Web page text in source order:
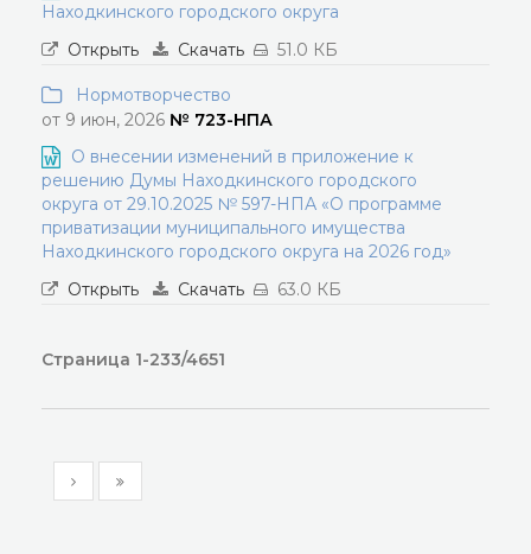
Находкинского городского округа
Открыть
Скачать 51.0 КБ
Нормотворчество
от 9 июн, 2026 № 723-НПА
О внесении изменений в приложение к
решению Думы Находкинского городского
округа от 29.10.2025 № 597-НПА «О программе
приватизации муниципального имущества
Находкинского городского округа на 2026 год»
Открыть
Скачать 63.0 КБ
Страница 1-233/4651